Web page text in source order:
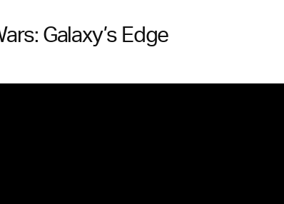
Galaxy’s Edge